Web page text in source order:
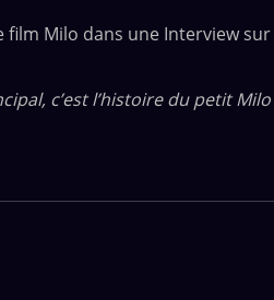
Milo dans une Interview
c’est l’histoire du petit